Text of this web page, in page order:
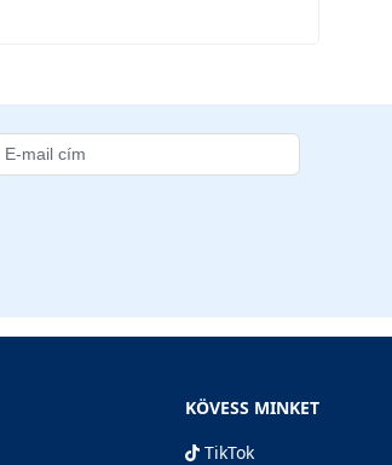
KÖVESS MINKET
TikTok